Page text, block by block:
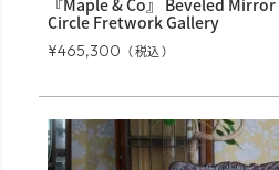
Circle Fretwork Gallery
¥465,300 税込